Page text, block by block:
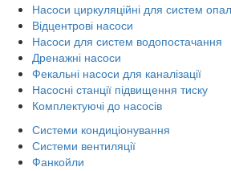
Насоси циркуляційні для систем
Відцентрові насоси
Насоси для систем водопостачання
Дренажні насоси
Фекальні насоси для каналізації
Насосні станції підвищення тиску
Комплектуючі до насосів
Системи кондиціонування
Системи вентиляції
Фанкойли